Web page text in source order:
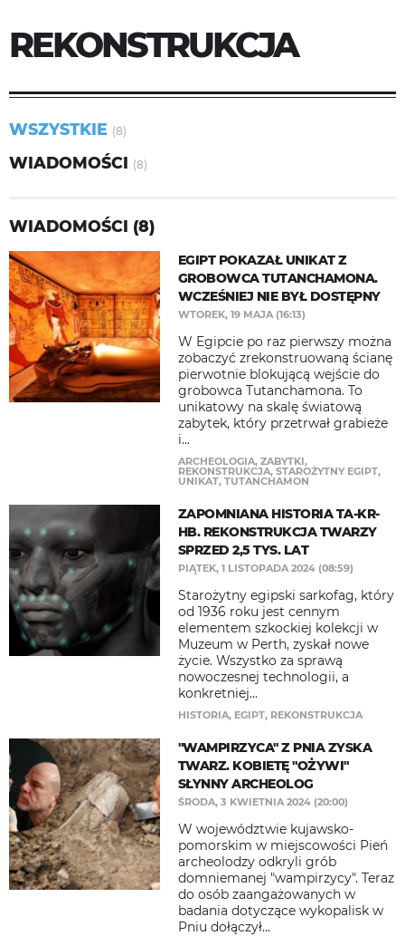
REKONSTRUKCJA
WSZYSTKIE (8)
WIADOMOŚCI (8)
WIADOMOŚCI (8)
EGIPT POKAZAŁ UNIKAT Z
GROBOWCA TUTANCHAMONA.
WCZEŚNIEJ NIE BYŁ DOSTĘPNY
WTOREK, 19 MAJA (16:13)
W Egipcie po raz pierwszy można
zobaczyć zrekonstruowaną ścianę
pierwotnie blokującą wejście do
grobowca Tutanchamona. To
unikatowy na skalę światową
zabytek, który przetrwał grabieże
i...
ARCHEOLOGIA, ZABYTKI,
REKONSTRUKCJA, STAROŻYTNY EGIPT,
UNIKAT, TUTANCHAMON
ZAPOMNIANA HISTORIA TA-KR-
HB. REKONSTRUKCJA TWARZY
SPRZED 2,5 TYS. LAT
PIĄTEK, 1 LISTOPADA 2024 (08:59)
Starożytny egipski sarkofag, który
od 1936 roku jest cennym
elementem szkockiej kolekcji w
Muzeum w Perth, zyskał nowe
życie. Wszystko za sprawą
nowoczesnej technologii, a
konkretniej...
HISTORIA, EGIPT, REKONSTRUKCJA
"WAMPIRZYCA" Z PNIA ZYSKA
TWARZ. KOBIETĘ "OŻYWI"
SŁYNNY ARCHEOLOG
ŚRODA, 3 KWIETNIA 2024 (20:00)
W województwie kujawsko-
pomorskim w miejscowości Pień
archeolodzy odkryli grób
domniemanej "wampirzycy". Teraz
do osób zaangażowanych w
badania dotyczące wykopalisk w
Pniu dołączył...